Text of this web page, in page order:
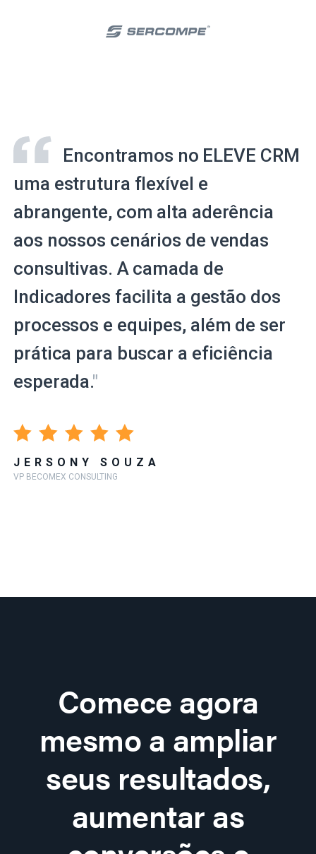
Encontramos no ELEVE CRM
uma estrutura flexível e
abrangente, com alta aderência
aos nossos cenários de vendas
consultivas. A camada de
Indicadores facilita a gestão dos
processos e equipes, além de ser
prática para buscar a eficiência
esperada."
JERSONY SOUZA
VP BECOMEX CONSULTING
Comece agora
mesmo a ampliar
seus resultados,
aumentar as